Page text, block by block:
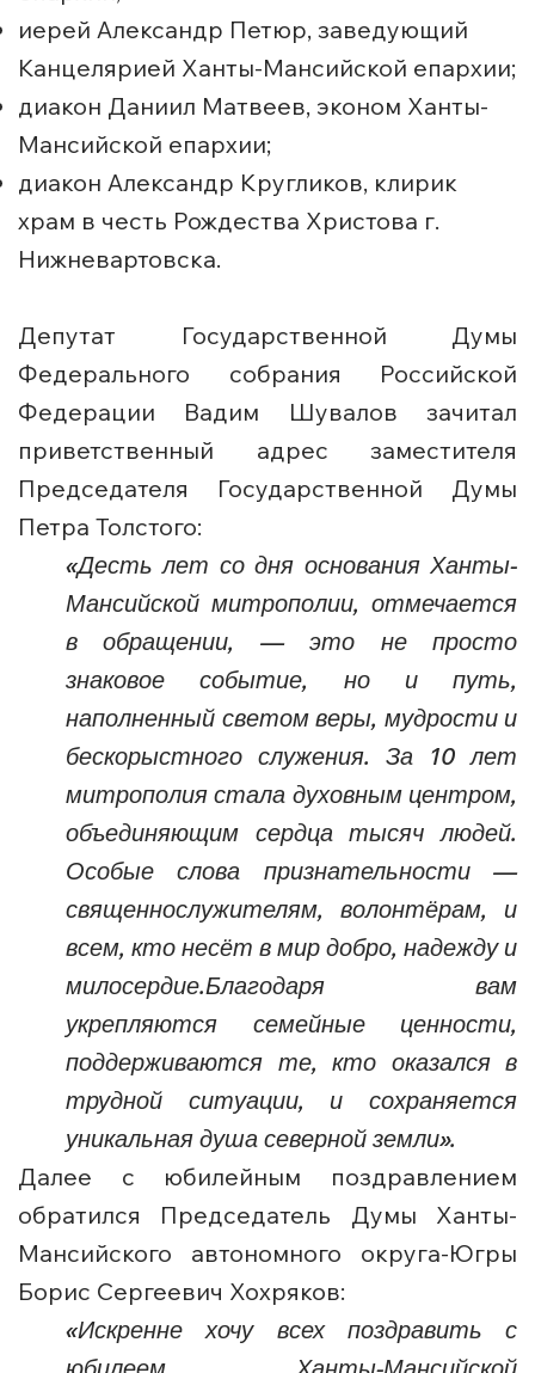
иерей Александр Петюр, заведующий
Канцелярией Ханты-Мансийской епархии;
диакон Даниил Матвеев, эконом Ханты-
Мансийской епархии;
диакон Александр Кругликов, клирик
храм в честь Рождества Христова г.
Нижневартовска.
Депутат Государственной Думы
Федерального собрания Российской
Федерации Вадим Шувалов зачитал
приветственный адрес заместителя
Председателя Государственной Думы
Петра Толстого:
«Десть лет со дня основания Ханты-
Мансийской митрополии, отмечается
в обращении, — это не просто
знаковое событие, но и путь,
наполненный светом веры, мудрости и
бескорыстного служения. За 10 лет
митрополия стала духовным центром,
объединяющим сердца тысяч людей.
Особые слова признательности —
священнослужителям, волонтёрам, и
всем, кто несёт в мир добро, надежду и
милосердие.Благодаря вам
укрепляются семейные ценности,
поддерживаются те, кто оказался в
трудной ситуации, и сохраняется
уникальная душа северной земли».
Далее с юбилейным поздравлением
обратился Председатель Думы Ханты-
Мансийского автономного округа-Югры
Борис Сергеевич Хохряков:
«Искренне хочу всех поздравить с